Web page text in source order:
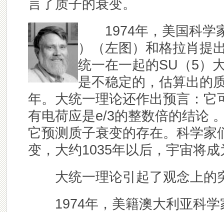
言了质子的衰变。
1974年，美国科学
）（左图）和格拉肖提
统一在一起的SU（5）
是不稳定的，估算出的
年。大统一理论还作出预言：
有电荷应是e/3的整数倍的结论
它预测质子衰变的存在。科学
变，大约1035年以后，宇宙将
大统一理论引起了观念上的
1974年，美籍澳大利亚科学